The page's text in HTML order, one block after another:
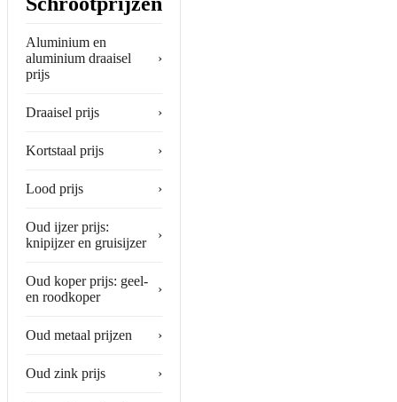
Aluminium en
aluminium draaisel
prijs
›
Draaisel prijs ›
Kortstaal prijs ›
Lood prijs ›
Oud ijzer prijs:
knipijzer en gruisijzer
›
Oud koper prijs: geel-
en roodkoper
›
Oud metaal prijzen ›
Oud zink prijs ›